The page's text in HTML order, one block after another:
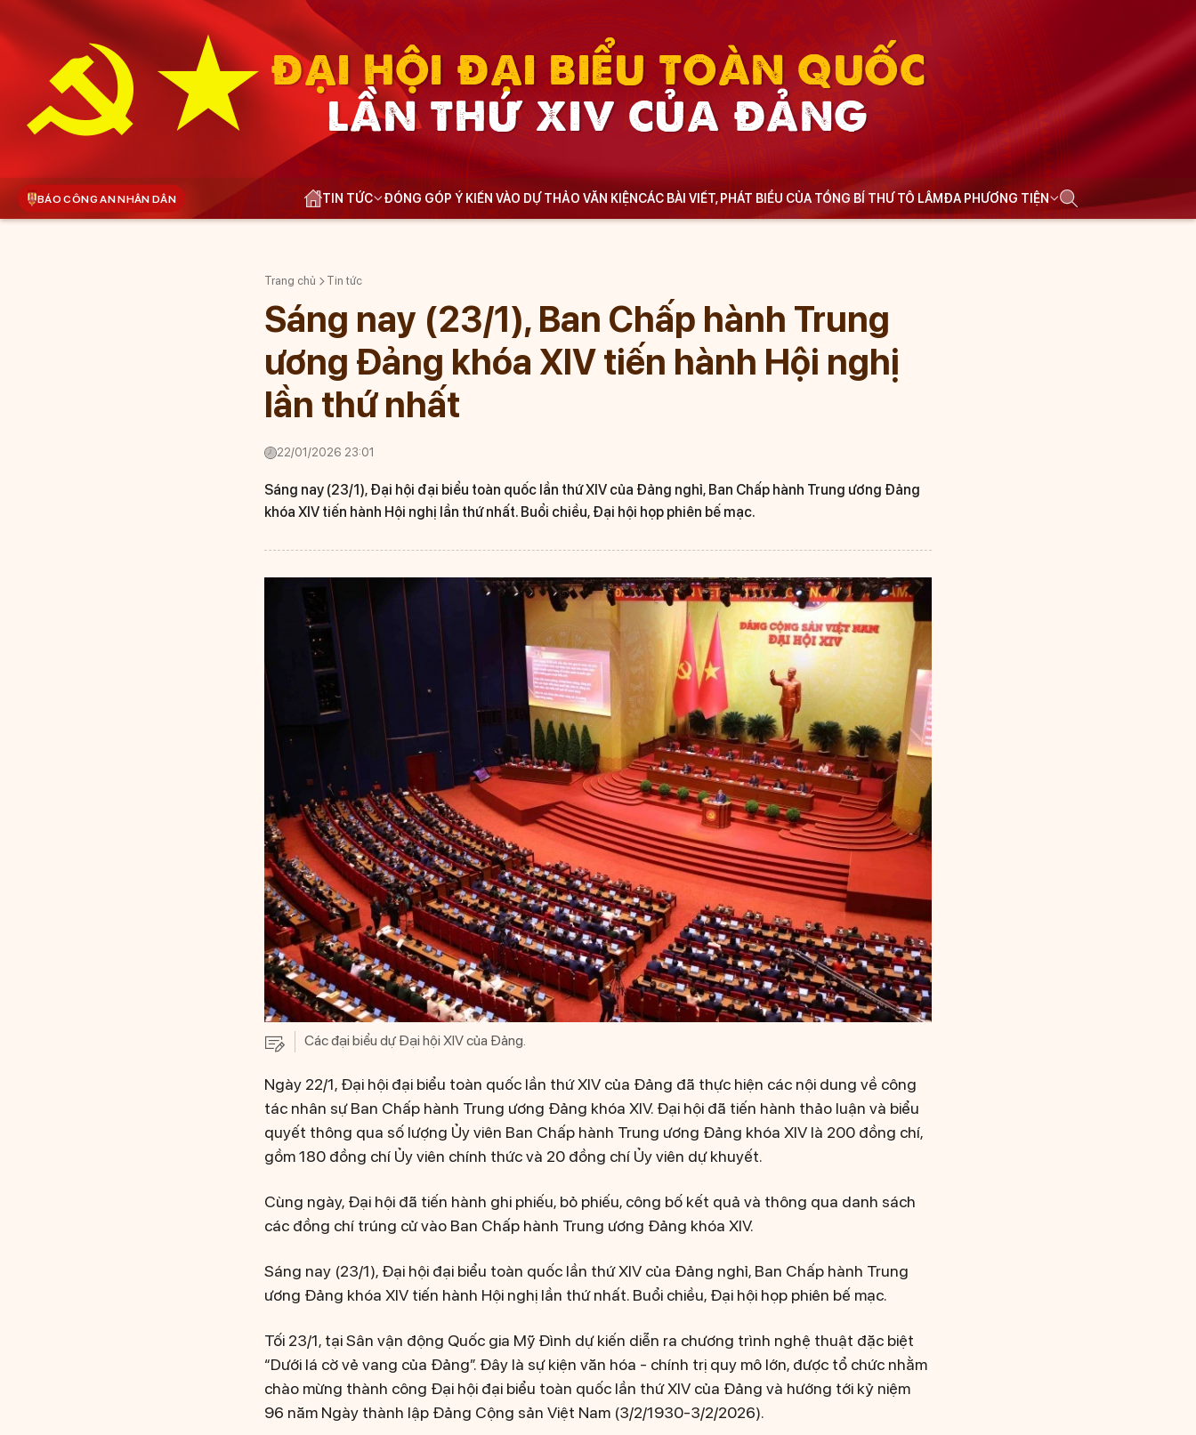
ĐẠI HỘI ĐẠI BIỂU TOÀN QUỐC
LẦN THỨ XIV CỦA ĐẢNG
BÁO CÔNG AN NHÂN DÂN TIN TỨC ĐÓNG GÓP Ý KIẾN VÀO DỰ THẢO VĂN KIỆNCÁC BÀI VIẾT, PHÁT BIỂU CỦA TỔNG BÍ THƯ TÔ LÂMĐA PHƯƠNG TIỆN
Trang chủ Tin tức
Sáng nay (23/1), Ban Chấp hành Trung
ương Đảng khóa XIV tiến hành Hội nghị
lần thứ nhất
22/01/2026 23:01
Sáng nay (23/1), Đại hội đại biểu toàn quốc lần thứ XIV của Đảng nghỉ, Ban Chấp hành Trung ương Đảng
khóa XIV tiến hành Hội nghị lần thứ nhất. Buổi chiều, Đại hội họp phiên bế mạc.
Các đại biểu dự Đại hội XIV của Đảng.
Ngày 22/1, Đại hội đại biểu toàn quốc lần thứ XIV của Đảng đã thực hiện các nội dung về công
tác nhân sự Ban Chấp hành Trung ương Đảng khóa XIV. Đại hội đã tiến hành thảo luận và biểu
quyết thông qua số lượng Ủy viên Ban Chấp hành Trung ương Đảng khóa XIV là 200 đồng chí,
gồm 180 đồng chí Ủy viên chính thức và 20 đồng chí Ủy viên dự khuyết.
Cùng ngày, Đại hội đã tiến hành ghi phiếu, bỏ phiếu, công bố kết quả và thông qua danh sách
các đồng chí trúng cử vào Ban Chấp hành Trung ương Đảng khóa XIV.
Sáng nay (23/1), Đại hội đại biểu toàn quốc lần thứ XIV của Đảng nghỉ, Ban Chấp hành Trung
ương Đảng khóa XIV tiến hành Hội nghị lần thứ nhất. Buổi chiều, Đại hội họp phiên bế mạc.
Tối 23/1, tại Sân vận động Quốc gia Mỹ Đình dự kiến diễn ra chương trình nghệ thuật đặc biệt
“Dưới lá cờ vẻ vang của Đảng”. Đây là sự kiện văn hóa - chính trị quy mô lớn, được tổ chức nhằm
chào mừng thành công Đại hội đại biểu toàn quốc lần thứ XIV của Đảng và hướng tới kỷ niệm
96 năm Ngày thành lập Đảng Cộng sản Việt Nam (3/2/1930-3/2/2026).